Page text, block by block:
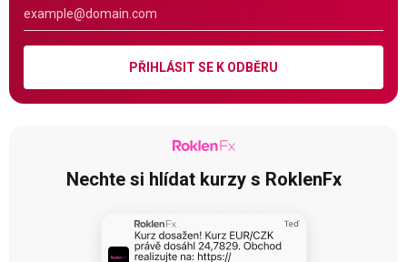
PŘIHLÁSIT SE K ODBĚRU
Nechte si hlídat kurzy s RoklenFx